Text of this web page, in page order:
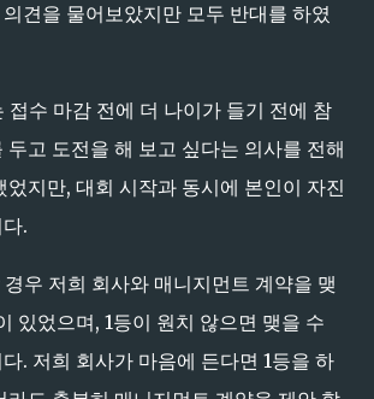
견을 물어보았지만 모두 반대를 하였
접수 마감 전에 더 나이가 들기 전에 참
두고 도전을 해 보고 싶다는 의사를 전해
었지만, 대회 시작과 동시에 본인이 자진
.
우 저희 회사와 매니지먼트 계약을 맺
있었으며, 1등이 원치 않으면 맺을 수
. 저희 회사가 마음에 든다면 1등을 하